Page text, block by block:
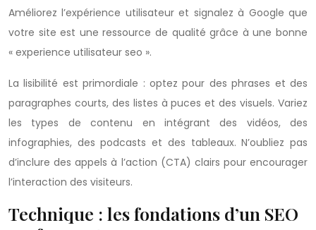
Améliorez l’expérience utilisateur et signalez à Google que
votre site est une ressource de qualité grâce à une bonne
« experience utilisateur seo ».
La lisibilité est primordiale : optez pour des phrases et des
paragraphes courts, des listes à puces et des visuels. Variez
les types de contenu en intégrant des vidéos, des
infographies, des podcasts et des tableaux. N’oubliez pas
d’inclure des appels à l’action (CTA) clairs pour encourager
l’interaction des visiteurs.
Technique : les fondations d’un SEO